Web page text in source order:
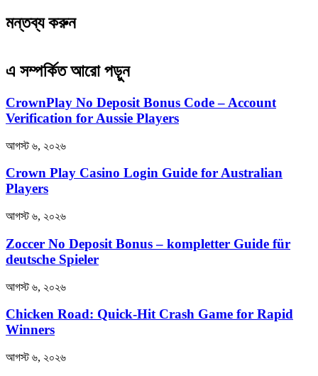
মন্তব্য করুন
এ সম্পর্কিত আরো পড়ুন
CrownPlay No Deposit Bonus Code – Account
Verification for Aussie Players
আগস্ট ৬, ২০২৬
Crown Play Casino Login Guide for Australian
Players
আগস্ট ৬, ২০২৬
Zoccer No Deposit Bonus – kompletter Guide für
deutsche Spieler
আগস্ট ৬, ২০২৬
Chicken Road: Quick‑Hit Crash Game for Rapid
Winners
আগস্ট ৬, ২০২৬